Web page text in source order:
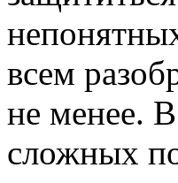
всем
не менее. В
сложных